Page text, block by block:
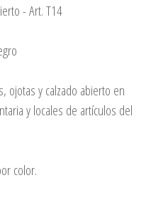
- Art. T14
ojotas y calzado abierto en
y locales de artículos del
color.